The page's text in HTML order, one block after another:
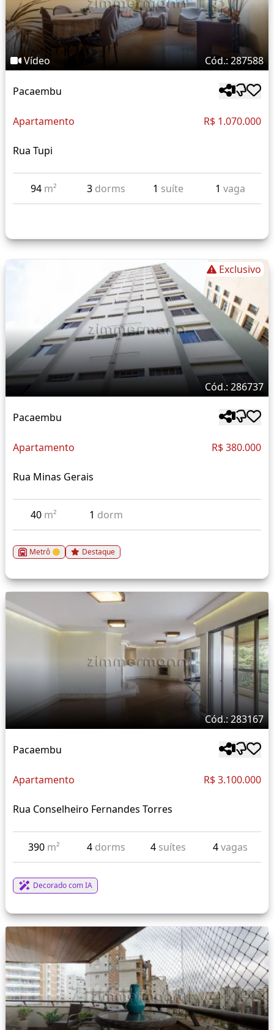
Vídeo Cód.: 287588
Pacaembu
Apartamento R$ 1.070.000
Rua Tupi
94 m² 3 dorms 1 suíte 1 vaga
Exclusivo
Cód.: 286737
Pacaembu
Apartamento R$ 380.000
Rua Minas Gerais
40 m² 1 dorm
Metrô Destaque
Cód.: 283167
Pacaembu
Apartamento R$ 3.100.000
Rua Conselheiro Fernandes Torres
390 m² 4 dorms 4 suítes 4vagas
Decorado com IA